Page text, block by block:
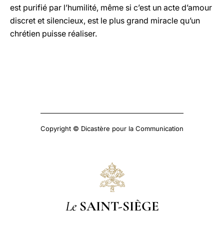
est purifié par l’humilité, même si c’est un acte d’amour
discret et silencieux, est le plus grand miracle qu’un
chrétien puisse réaliser.
Copyright © Dicastère pour la Communication
Le SAINT-SIÈGE